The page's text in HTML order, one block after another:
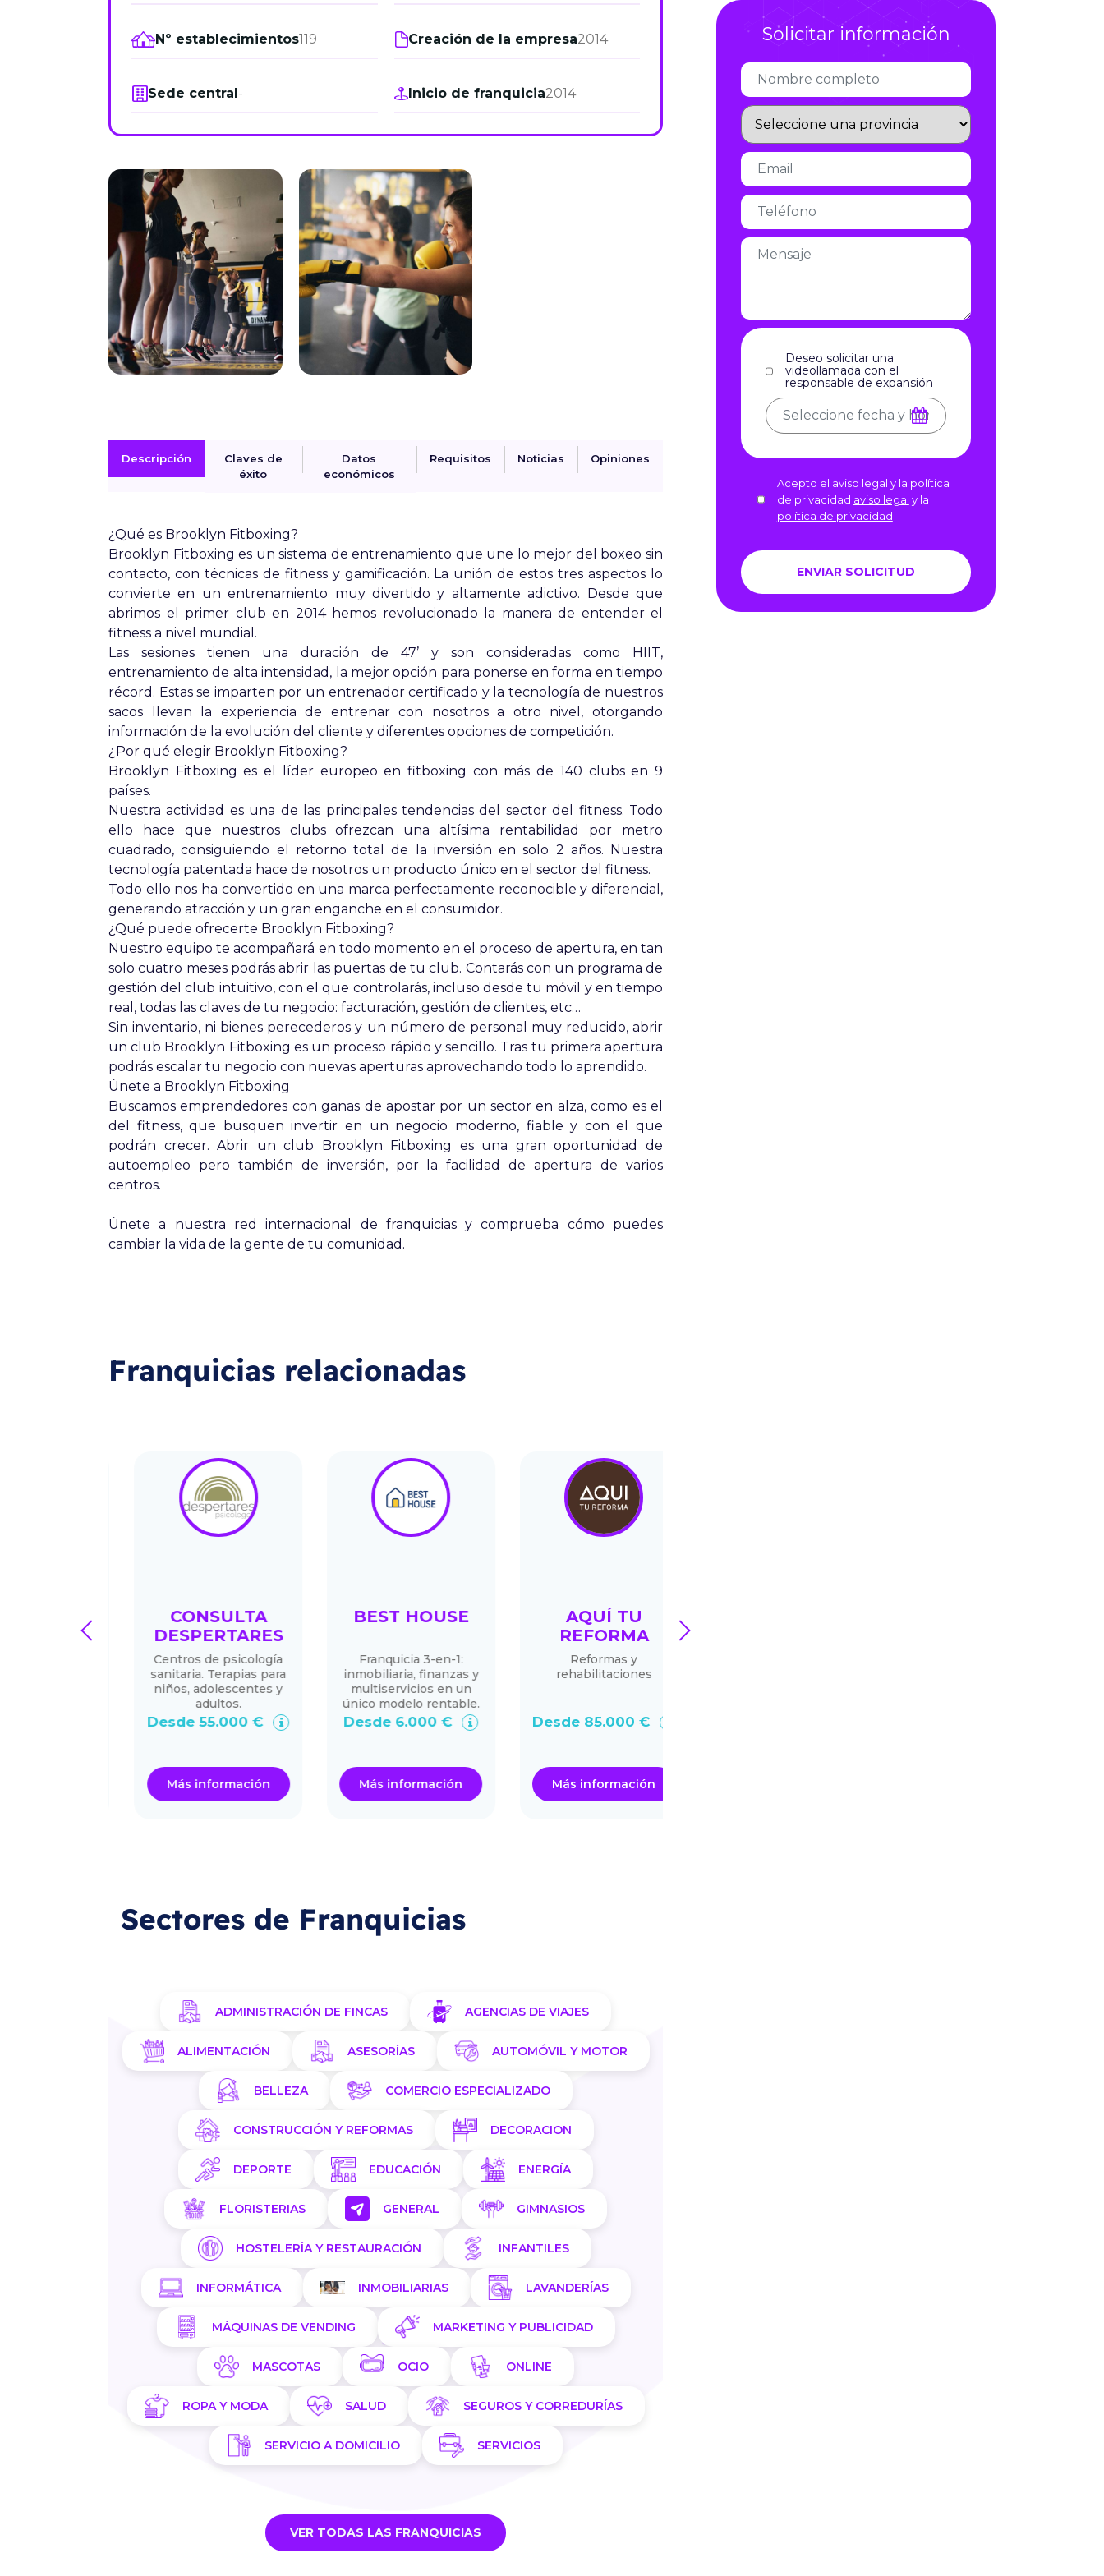
2026 -22 de octubre
Infórmate
Nº establecimientos119 Creación de la empresa2014
Sede central- Inicio de franquicia2014
Descripción
Claves de
éxito
Datos
económicos
Requisitos Noticias Opiniones
¿Qué es Brooklyn Fitboxing?
Brooklyn Fitboxing es un sistema de entrenamiento que une lo mejor del boxeo sin
contacto, con técnicas de fitness y gamificación. La unión de estos tres aspectos lo
convierte en un entrenamiento muy divertido y altamente adictivo. Desde que
abrimos el primer club en 2014 hemos revolucionado la manera de entender el
fitness a nivel mundial.
Las sesiones tienen una duración de 47’ y son consideradas como HIIT,
entrenamiento de alta intensidad, la mejor opción para ponerse en forma en tiempo
récord. Estas se imparten por un entrenador certificado y la tecnología de nuestros
sacos llevan la experiencia de entrenar con nosotros a otro nivel, otorgando
información de la evolución del cliente y diferentes opciones de competición.
¿Por qué elegir Brooklyn Fitboxing?
Brooklyn Fitboxing es el líder europeo en fitboxing con más de 140 clubs en 9
países.
Nuestra actividad es una de las principales tendencias del sector del fitness. Todo
ello hace que nuestros clubs ofrezcan una altísima rentabilidad por metro
cuadrado, consiguiendo el retorno total de la inversión en solo 2 años. Nuestra
tecnología patentada hace de nosotros un producto único en el sector del fitness.
Todo ello nos ha convertido en una marca perfectamente reconocible y diferencial,
generando atracción y un gran enganche en el consumidor.
¿Qué puede ofrecerte Brooklyn Fitboxing?
Nuestro equipo te acompañará en todo momento en el proceso de apertura, en tan
solo cuatro meses podrás abrir las puertas de tu club. Contarás con un programa de
gestión del club intuitivo, con el que controlarás, incluso desde tu móvil y en tiempo
real, todas las claves de tu negocio: facturación, gestión de clientes, etc…
Sin inventario, ni bienes perecederos y un número de personal muy reducido, abrir
un club Brooklyn Fitboxing es un proceso rápido y sencillo. Tras tu primera apertura
podrás escalar tu negocio con nuevas aperturas aprovechando todo lo aprendido.
Únete a Brooklyn Fitboxing
Buscamos emprendedores con ganas de apostar por un sector en alza, como es el
del fitness, que busquen invertir en un negocio moderno, fiable y con el que
podrán crecer. Abrir un club Brooklyn Fitboxing es una gran oportunidad de
autoempleo pero también de inversión, por la facilidad de apertura de varios
centros.
Únete a nuestra red internacional de franquicias y comprueba cómo puedes
cambiar la vida de la gente de tu comunidad.
Franquicias relacionadas
CONSULTA
DESPERTARES
Centros de psicología
sanitaria. Terapias para
niños, adolescentes y
adultos.
Desde 55.000 €
Más información
BEST HOUSE
Franquicia 3-en-1:
inmobiliaria, finanzas y
multiservicios en un
único modelo rentable.
Desde 6.000 €
Más información
AQUÍ TU
REFORMA
Reformas y
rehabilitaciones
Desde 85.000 €
Más información
prev next
Sectores de Franquicias
ADMINISTRACIÓN DE FINCAS AGENCIAS DE VIAJES
ALIMENTACIÓN ASESORÍAS AUTOMÓVIL Y MOTOR
BELLEZA COMERCIO ESPECIALIZADO
CONSTRUCCIÓN Y REFORMAS DECORACION
DEPORTE EDUCACIÓN ENERGÍA
FLORISTERIAS GENERAL GIMNASIOS
HOSTELERÍA Y RESTAURACIÓN INFANTILES
INFORMÁTICA INMOBILIARIAS LAVANDERÍAS
MÁQUINAS DE VENDING MARKETING Y PUBLICIDAD
MASCOTAS OCIO ONLINE
ROPA Y MODA SALUD SEGUROS Y CORREDURÍAS
SERVICIO A DOMICILIO SERVICIOS
VER TODAS LAS FRANQUICIAS
Solicitar información
Deseo solicitar una
videollamada con el
responsable de expansión
Acepto el aviso legal y la política
de privacidad aviso legal y la
política de privacidad